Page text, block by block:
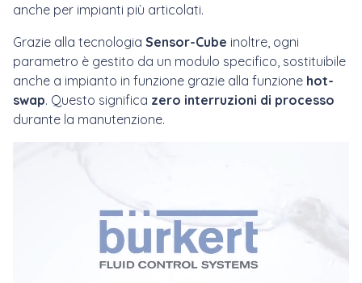
anche per impianti più articolati.
Grazie alla tecnologia Sensor-Cube inoltre, ogni
parametro è gestito da un modulo specifico, sostituibile
anche a impianto in funzione grazie alla funzione hot-
swap. Questo significa zero interruzioni di processo
durante la manutenzione.